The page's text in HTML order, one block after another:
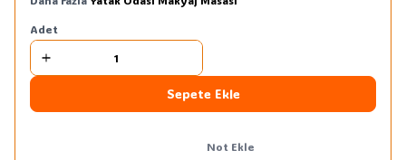
Adet
Sepete Ekle
Not Ekle